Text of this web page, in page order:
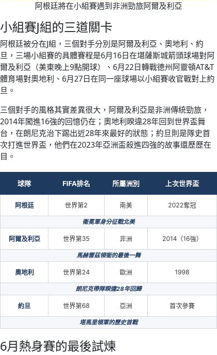
阿根廷將在小組賽遇到非洲勁旅阿爾及利亞
小組賽J組的三道關卡
阿根廷被分在J組，三個對手分別是阿爾及利亞、奧地利、約
旦，三場小組賽的具體賽程是6月16日在堪薩斯城箭頭球場對阿
爾及利亞（美東晚上9點開球）、6月22日轉戰德州阿靈頓AT&T
體育場對奧地利、6月27日在同一座球場以小組賽收官戰對上約
旦。
三個對手的風格其實差異很大，阿爾及利亞是非洲傳統勁旅，
2014年闖進16強的回憶仍在；奧地利睽違28年回到世界盃舞
台，在朗尼克治下踢出近28年來最好的狀態；約旦則是隊史首
次打進世界盃，他們在2023年亞洲盃殺進四強的故事還歷歷在
目。
球隊 FIFA排名 所屬洲別 上次世界盃
阿根廷 世界第2 南美 2022奪冠
衛冕軍身分征戰北美
阿爾及利亞 世界第35 非洲 2014（16強）
馬赫雷茲領銜的最後一舞
奧地利 世界第24 歐洲 1998
朗尼克帶隊睽違28年回歸
約旦 世界第68 亞洲 首次參賽
塔馬里領軍的歷史首戰
6月熱身賽的最後試煉